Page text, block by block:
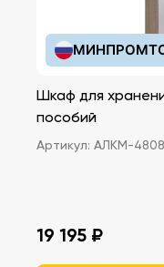
Шкаф для
пособий
Артикул: АЛКМ-4808
19 195 ₽